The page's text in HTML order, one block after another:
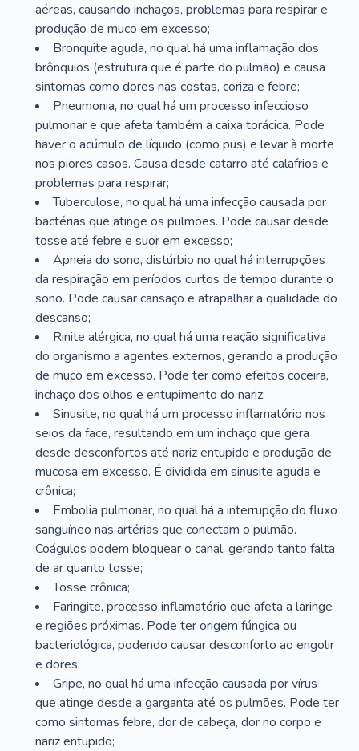
aéreas, causando inchaços, problemas para respirar e
produção de muco em excesso;
Bronquite aguda, no qual há uma inflamação dos
brônquios (estrutura que é parte do pulmão) e causa
sintomas como dores nas costas, coriza e febre;
Pneumonia, no qual há um processo infeccioso
pulmonar e que afeta também a caixa torácica. Pode
haver o acúmulo de líquido (como pus) e levar à morte
nos piores casos. Causa desde catarro até calafrios e
problemas para respirar;
Tuberculose, no qual há uma infecção causada por
bactérias que atinge os pulmões. Pode causar desde
tosse até febre e suor em excesso;
Apneia do sono, distúrbio no qual há interrupções
da respiração em períodos curtos de tempo durante o
sono. Pode causar cansaço e atrapalhar a qualidade do
descanso;
Rinite alérgica, no qual há uma reação significativa
do organismo a agentes externos, gerando a produção
de muco em excesso. Pode ter como efeitos coceira,
inchaço dos olhos e entupimento do nariz;
Sinusite, no qual há um processo inflamatório nos
seios da face, resultando em um inchaço que gera
desde desconfortos até nariz entupido e produção de
mucosa em excesso. É dividida em sinusite aguda e
crônica;
Embolia pulmonar, no qual há a interrupção do fluxo
sanguíneo nas artérias que conectam o pulmão.
Coágulos podem bloquear o canal, gerando tanto falta
de ar quanto tosse;
Tosse crônica;
Faringite, processo inflamatório que afeta a laringe
e regiões próximas. Pode ter origem fúngica ou
bacteriológica, podendo causar desconforto ao engolir
e dores;
Gripe, no qual há uma infecção causada por vírus
que atinge desde a garganta até os pulmões. Pode ter
como sintomas febre, dor de cabeça, dor no corpo e
nariz entupido;